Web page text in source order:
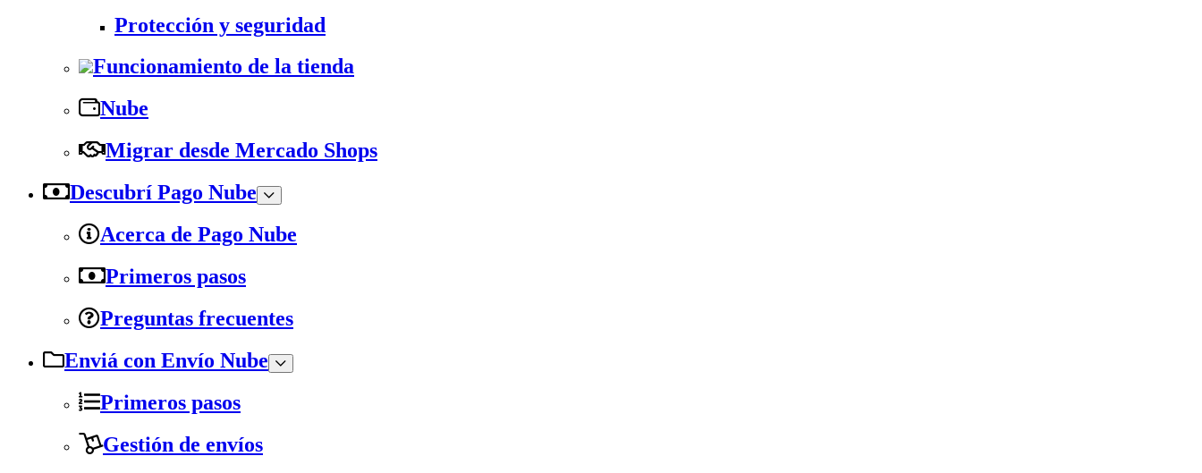
Protección y seguridad
Funcionamiento de la tienda
Nube
Migrar desde Mercado Shops
Descubrí Pago Nube
Acerca de Pago Nube
Primeros pasos
Preguntas frecuentes
Enviá con Envío Nube
Primeros pasos
Gestión de envíos